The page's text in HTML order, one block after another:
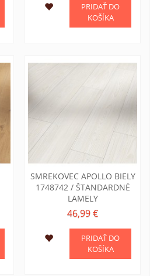
PRIDAŤ DO
KOŠÍKA
SMREKOVEC APOLLO BIELY
1748742 / ŠTANDARDNÉ
LAMELY
46,99 €
PRIDAŤ DO
KOŠÍKA